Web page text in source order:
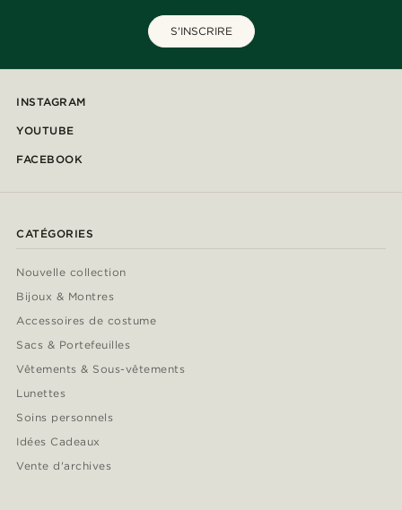
S'INSCRIRE
INSTAGRAM
YOUTUBE
FACEBOOK
CATÉGORIES
Nouvelle collection
Bijoux & Montres
Accessoires de costume
Sacs & Portefeuilles
Vêtements & Sous-vêtements
Lunettes
Soins personnels
Idées Cadeaux
Vente d'archives